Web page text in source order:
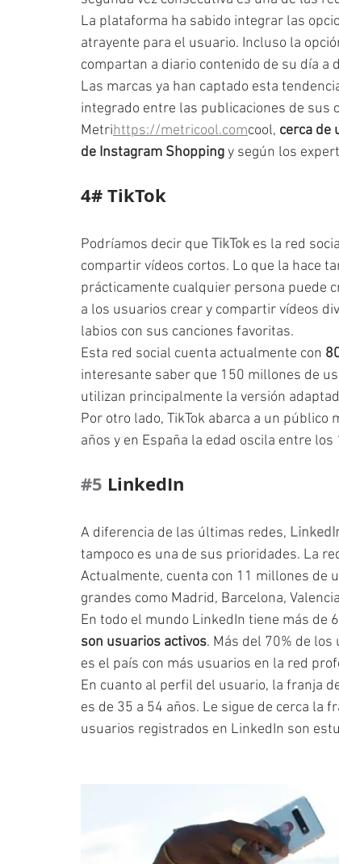
La plataforma ha sabido integrar las
atrayente para el usuario. Incluso la
compartan a diario contenido de su día a
Las marcas ya han captado esta
integrado entre las publicaciones de sus
Metrihttps://metricool.comcool, cerca de
de Instagram Shopping y según los
4# TikTok
Podríamos decir que TikTok es la red
compartir vídeos cortos. Lo que la hace
prácticamente cualquier persona puede
a los usuarios crear y compartir vídeos
labios con sus canciones favoritas.
Esta red social cuenta actualmente con
interesante saber que 150 millones de
utilizan principalmente la versión
Por otro lado, TikTok abarca a un
años y en España la edad oscila entre los
#5 LinkedIn
A diferencia de las últimas redes,
tampoco es una de sus prioridades. La
Actualmente, cuenta con 11 millones de
grandes como Madrid, Barcelona,
En todo el mundo LinkedIn tiene más de
son usuarios activos. Más del 70% de
es el país con más usuarios en la red
En cuanto al perfil del usuario, la franja
es de 35 a 54 años. Le sigue de cerca la
usuarios registrados en LinkedIn son